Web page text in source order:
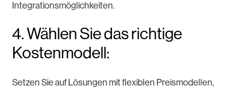
Integrationsmöglichkeiten.
4. Wählen Sie das richtige
Kostenmodell:
Setzen Sie auf Lösungen mit flexiblen Preismodellen,